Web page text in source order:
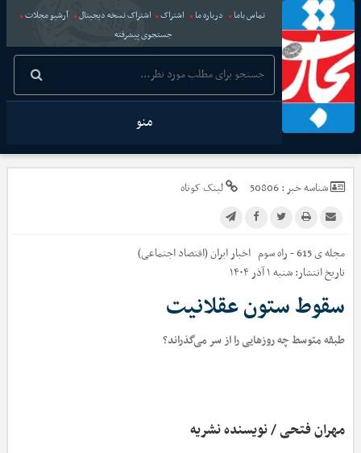
تماس باما درباره ما اشتراک اشتراک نسخه دیجیتال
آرشیو مجلات
جستجوی پیشرفته
منو
شناسه خبر :50806 لینک کوتاه
مجله ی 615 - راه سوم اخبارایران (اقتصاد اجتماعی)
تاریخ انتشار:شنبه ۱ آذر ۱۴۰۴
سقوط ستون عقلانیت
طبقه متوسط چه روزهایی را از سر می‌گذراند؟
مهران فتحی / نویسنده نشریه